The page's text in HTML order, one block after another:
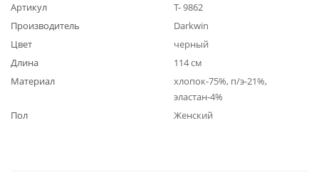
Артикул
Т- 9862
Производитель
Darkwin
Цвет
черный
Длина
114 см
Материал
хлопок-75%, п/э-21%,
эластан-4%
Пол
Женский